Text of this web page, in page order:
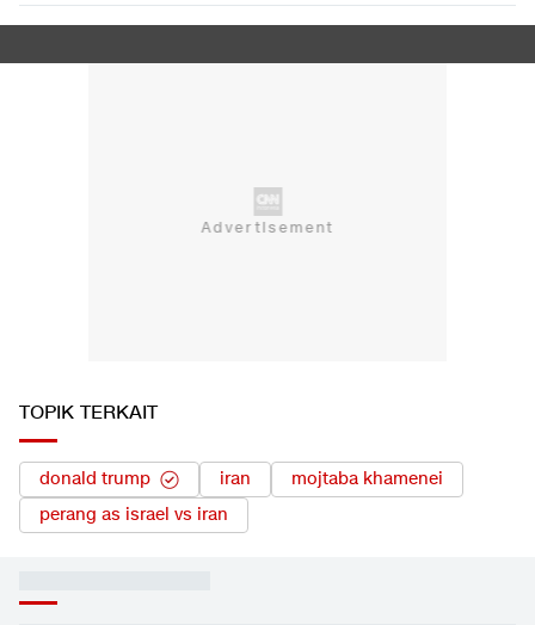
TOPIK TERKAIT
donald trump iran
mojtaba khamenei
perang as israel vs iran